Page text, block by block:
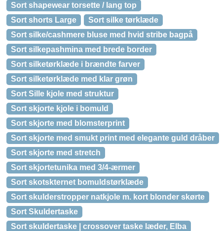
Sort shapewear torsette / lang top
Sort shorts Large
Sort silke tørklæde
Sort silke/cashmere bluse med hvid stribe bagpå
Sort silkepashmina med brede border
Sort silketørklæde i brændte farver
Sort silketørklæde med klar grøn
Sort Sille kjole med struktur
Sort skjorte kjole i bomuld
Sort skjorte med blomsterprint
Sort skjorte med smukt print med elegante guld dråber
Sort skjorte med stretch
Sort skjortetunika med 3/4-ærmer
Sort skotskternet bomuldstørklæde
Sort skulderstropper natkjole m. kort blonder skørte
Sort Skuldertaske
Sort skuldertaske | crossover taske læder, Elba